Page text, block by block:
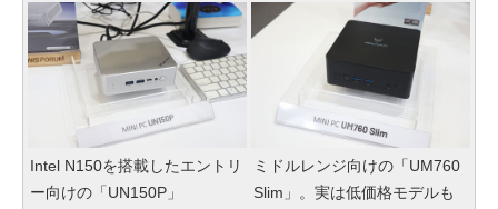
Intel N150を搭載したエントリ
ー向けの「UN150P」
ミドルレンジ向けの「UM760
Slim」。実は低価格モデルも